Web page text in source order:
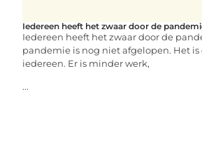
Iedereen heeft het zwaar door de
Iedereen heeft het zwaar door de
pandemie is nog niet afgelopen. Het is
iedereen. Er is minder werk,
...